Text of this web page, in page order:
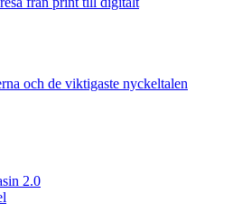
och de viktigaste nyckeltalen
2.0